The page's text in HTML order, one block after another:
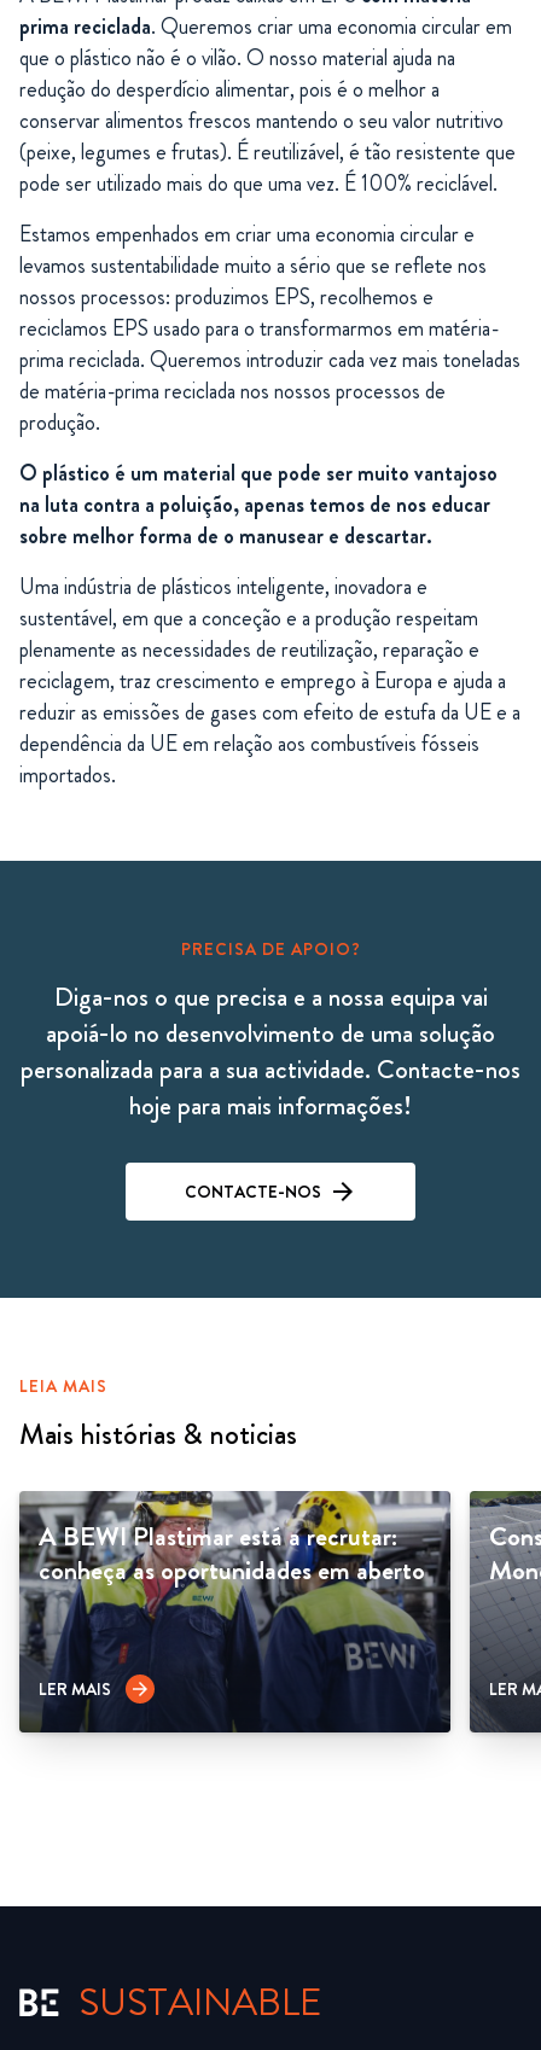
prima reciclada. Queremos criar uma economia circular em
que o plástico não é o vilão. O nosso material ajuda na
redução do desperdício alimentar, pois é o melhor a
conservar alimentos frescos mantendo o seu valor nutritivo
(peixe, legumes e frutas). É reutilizável, é tão resistente que
pode ser utilizado mais do que uma vez. É 100% reciclável.
Estamos empenhados em criar uma economia circular e
levamos sustentabilidade muito a sério que se reflete nos
nossos processos: produzimos EPS, recolhemos e
reciclamos EPS usado para o transformarmos em matéria-
prima reciclada. Queremos introduzir cada vez mais toneladas
de matéria-prima reciclada nos nossos processos de
produção.
O plástico é um material que pode ser muito vantajoso
na luta contra a poluição, apenas temos de nos educar
sobre melhor forma de o manusear e descartar.
Uma indústria de plásticos inteligente, inovadora e
sustentável, em que a conceção e a produção respeitam
plenamente as necessidades de reutilização, reparação e
reciclagem, traz crescimento e emprego à Europa e ajuda a
reduzir as emissões de gases com efeito de estufa da UE e a
dependência da UE em relação aos combustíveis fósseis
importados.
PRECISA DE APOIO?
Diga-nos o que precisa e a nossa equipa vai
apoiá-lo no desenvolvimento de uma solução
personalizada para a sua actividade. Contacte-nos
hoje para mais informações!
CONTACTE-NOS
LEIA MAIS
Mais histórias & noticias
A BEWI Plastimar está a recrutar:
conheça as oportunidades em aberto
LER MAIS arrow_forward LER
SUSTAINABLE